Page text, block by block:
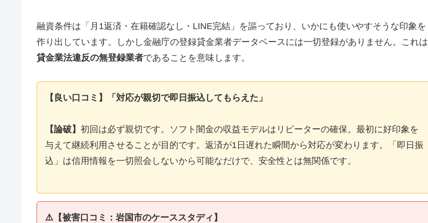
融資条件は「月1返済・在籍確認なし・LINE完結」を謳っており、いかにも使いやすそうな印象を
作り出しています。しかし金融庁の登録貸金業者データベースには一切登録がありません。これは
貸金業法違反の無登録業者であることを意味します。
【良い口コミ】「対応が親切で即日振込してもらえた」
【論破】 初回は必ず親切です。ソフト闇金の収益モデルはリピーターの確保。最初に好印象を
与えて継続利用させることが目的です。返済が1日遅れた瞬間から対応が変わります。「即日振
込」は信用情報を一切照会しないから可能なだけで、安全性とは無関係です。
⚠️【被害口コミ：岩国市のケーススタディ】